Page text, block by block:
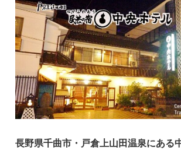
長野県千曲市・戸倉上山田温泉にある